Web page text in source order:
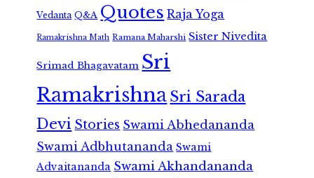
Vedanta Q&A Quotes Raja Yoga
Ramakrishna Math Ramana Maharshi Sister Nivedita
Srimad Bhagavatam Sri
RamakrishnaSri Sarada
Devi Stories Swami Abhedananda
Swami Adbhutananda Swami
Advaitananda Swami Akhandananda